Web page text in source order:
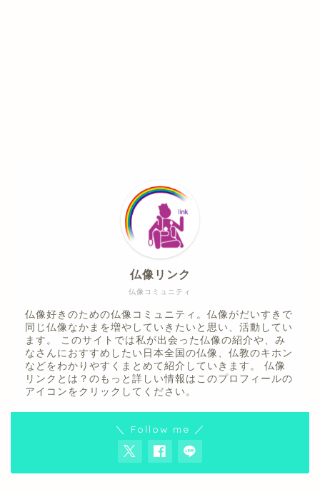
仏像コミュニティ
仏像リンク
仏像好きのための仏像コミュニティ。仏像がだいすきで
同じ仏像なかまを増やしていきたいと思い、活動してい
ます。 このサイトでは私が出会った仏像の紹介や、み
なさんにおすすめしたい日本全国の仏像、仏教のキホン
などをわかりやすくまとめて紹介していきます。 仏像
リンクとは？のもっと詳しい情報はこのプロフィールの
アイコンをクリックしてください。
＼ Follow me ／